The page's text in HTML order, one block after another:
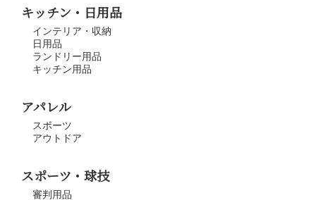
キッチン・日用品
インテリア・収納
日用品
ランドリー用品
キッチン用品
アパレル
スポーツ
アウトドア
スポーツ・球技
審判用品